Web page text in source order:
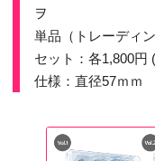
ヲ
単品（トレーディ
セット：各1,800円
仕様：直径57ｍｍ